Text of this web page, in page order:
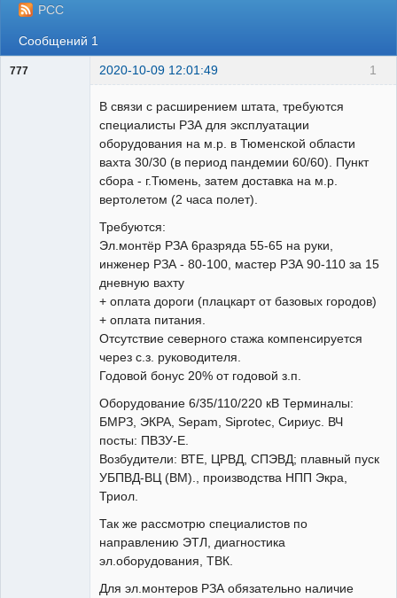
РСС
Сообщений 1
1
777 2020-10-09 12:01:49
В связи с расширением штата, требуются
специалисты РЗА для эксплуатации
оборудования на м.р. в Тюменской области
вахта 30/30 (в период пандемии 60/60). Пункт
сбора - г.Тюмень, затем доставка на м.р.
вертолетом (2 часа полет).
Требуются:
Эл.монтёр РЗА 6разряда 55-65 на руки,
инженер РЗА - 80-100, мастер РЗА 90-110 за 15
дневную вахту
+ оплата дороги (плацкарт от базовых городов)
+ оплата питания.
Отсутствие северного стажа компенсируется
через с.з. руководителя.
Годовой бонус 20% от годовой з.п.
Оборудование 6/35/110/220 кВ Терминалы:
БМРЗ, ЭКРА, Sepam, Siprotec, Сириус. ВЧ
посты: ПВЗУ-Е.
Возбудители: ВТЕ, ЦРВД, СПЭВД; плавный пуск
УБПВД-ВЦ (ВМ)., производства НПП Экра,
Триол.
Так же рассмотрю специалистов по
направлению ЭТЛ, диагностика
эл.оборудования, ТВК.
Для эл.монтеров РЗА обязательно наличие